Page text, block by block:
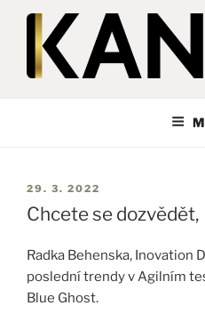
Přejít
obsahu
webu
PUBLIKOVÁNO
29. 3. 2022
Chcete se dozvědět,
Radka Behenska, Inovation
poslední trendy v Agilním
Blue Ghost.